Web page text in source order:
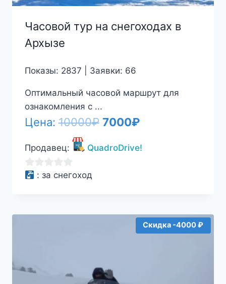
Часовой тур на снегоходах в
Архызе
Показы: 2837 | Заявки: 66
Оптимальный часовой маршрут для
ознакомления с ...
Цена:10000₽ Первоначальная
7000₽Текущая
Продавец: QuadroDrive!
0
: за снегоход
Скидка -4000 ₽